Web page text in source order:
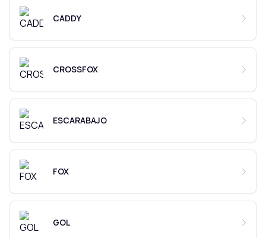
CADDY
CROSSFOX
ESCARABAJO
FOX
GOL